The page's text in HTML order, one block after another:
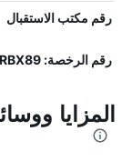
رقم مكتب الاستقبال
رقم الرخصة: IT042045A1HNYRBX89
المزايا